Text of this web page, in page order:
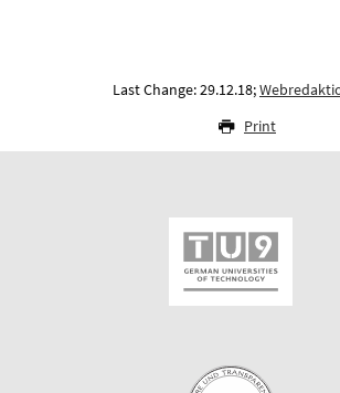
Last Change: 29.12.18;
Print